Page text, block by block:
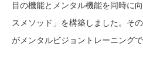
目の機能とメンタル機能を同時に
スメソッド」を構築しました。そ
がメンタルビジョントレーニングで